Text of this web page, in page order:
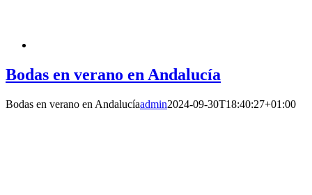
Bodas en verano en Andalucía
Bodas en verano en Andalucíaadmin2024-09-30T18:40:27+01:00